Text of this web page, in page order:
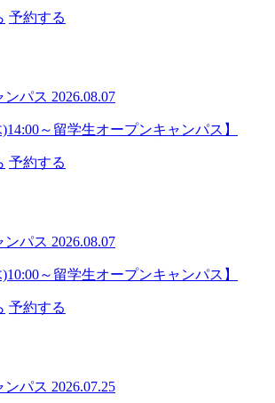
予約する
ンパス 2026.08.07
)14:00～留学生オープンキャンパス】
予約する
ンパス 2026.08.07
)10:00～留学生オープンキャンパス】
予約する
ンパス 2026.07.25